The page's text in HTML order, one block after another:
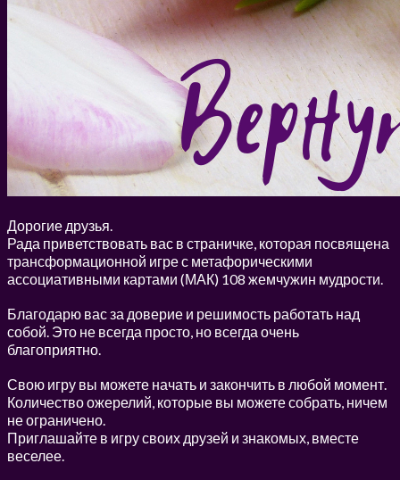
Дорогие друзья.
Рада приветствовать вас в страничке, которая посвящена
трансформационной игре с метафорическими
ассоциативными картами (МАК) 108 жемчужин мудрости.
Благодарю вас за доверие и решимость работать над
собой. Это не всегда просто, но всегда очень
благоприятно.
Свою игру вы можете начать и закончить в любой момент.
Количество ожерелий, которые вы можете собрать, ничем
не ограничено.
Приглашайте в игру своих друзей и знакомых, вместе
веселее.